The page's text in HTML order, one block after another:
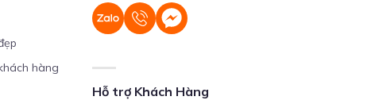
hàng
Hỗ trợ Khách Hàng